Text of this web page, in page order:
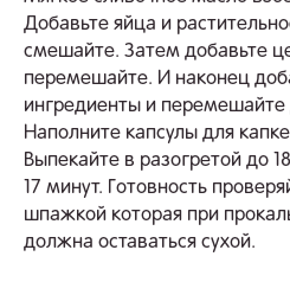
Добавьте яйца и
смешайте. Затем добавьте
перемешайте. И наконец
ингредиенты и
Наполните капсулы для
Выпекайте в разогретой до
17 минут. Готовность
шпажкой которая при
должна оставаться сухой.